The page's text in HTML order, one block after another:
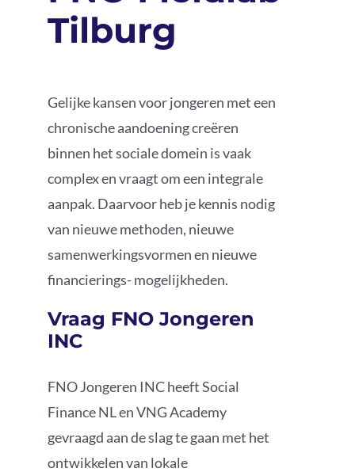
Podcast
Tilburg
Gelijke kansen voor jongeren met een
chronische aandoening creëren
binnen het sociale domein is vaak
complex en vraagt om een integrale
aanpak. Daarvoor heb je kennis nodig
van nieuwe methoden, nieuwe
samenwerkingsvormen en nieuwe
financierings- mogelijkheden.
Vraag FNO Jongeren
INC
FNO Jongeren INC heeft Social
Finance NL en VNG Academy
gevraagd aan deslagte gaan met het
ontwikkelen van lokale